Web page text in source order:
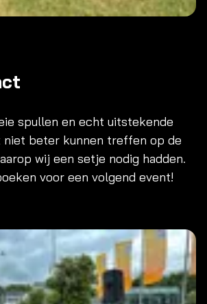
spullen en echt uitstekende
niet beter kunnen treffen op de
wij een setje nodig hadden.
voor een volgend event!